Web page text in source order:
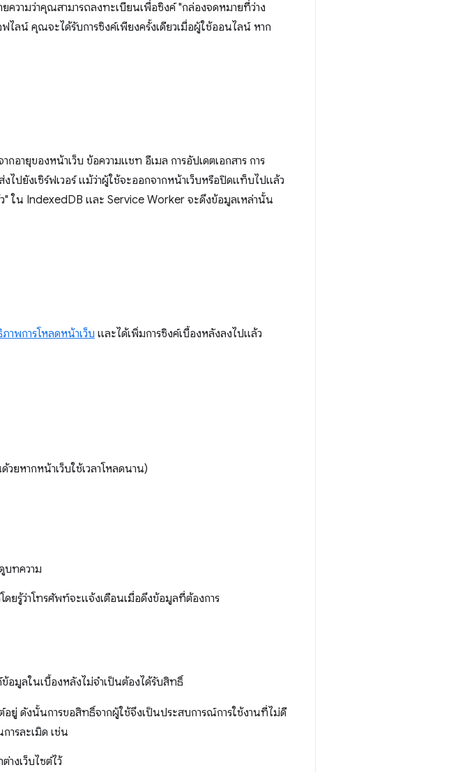
ความว่าคุณสามารถลงทะเบียนเพื่อซิงค์ "กล่องจดหมายที่ว่าง
ลน์ คุณจะได้รับการซิงค์เพียงครั้งเดียวเมื่อผู้ใช้ออนไลน์ หาก
ายุของหน้าเว็บ ข้อความแชท อีเมล การอัปเดตเอกสาร การ
ปยังเซิร์ฟเวอร์ แม้ว่าผู้ใช้จะออกจากหน้าเว็บหรือปิดแท็บไปแล้ว
" ใน IndexedDB และ Service Worker จะดึงข้อมูลเหล่านั้น
าพการโหลดหน้าเว็บ และได้เพิ่มการซิงค์เบื้องหลังลงไปแล้ว
ยหากหน้าเว็บใช้เวลาโหลดนาน)
บทความ
ยรู้ว่าโทรศัพท์จะแจ้งเตือนเมื่อดึงข้อมูลที่ต้องการ
อมูลในเบื้องหลังไม่จำเป็นต้องได้รับสิทธิ์
ยู่ ดังนั้นการขอสิทธิ์จากผู้ใช้จึงเป็นประสบการณ์การใช้งานที่ไม่ดี
ารละเมิด เช่น
งเว็บไซต์ไว้